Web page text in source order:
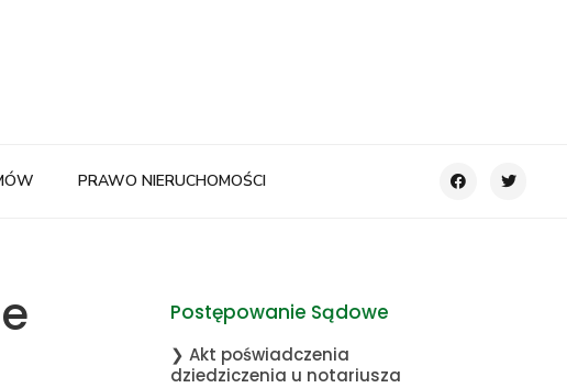
PRAWO NIERUCHOMOŚCI
Postępowanie Sądowe
❯ Akt poświadczenia
dziedziczenia u notariusza